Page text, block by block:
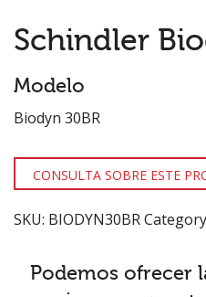
Schindler
Modelo
Biodyn 30BR
CONSULTA SOBRE ESTE
SKU: BIODYN30BR
Podemos ofrecer